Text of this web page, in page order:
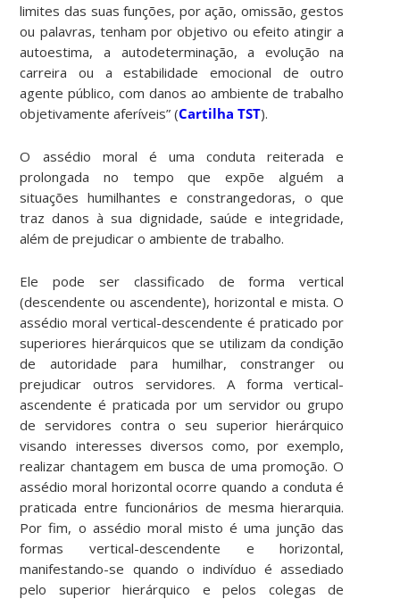
limites das suas funções, por ação, omissão, gestos
ou palavras, tenham por objetivo ou efeito atingir a
autoestima, a autodeterminação, a evolução na
carreira ou a estabilidade emocional de outro
agente público, com danos ao ambiente de trabalho
objetivamente aferíveis” (Cartilha TST).
O assédio moral é uma conduta reiterada e
prolongada no tempo que expõe alguém a
situações humilhantes e constrangedoras, o que
traz danos à sua dignidade, saúde e integridade,
além de prejudicar o ambiente de trabalho.
Ele pode ser classificado de forma vertical
(descendente ou ascendente), horizontal e mista. O
assédio moral vertical-descendente é praticado por
superiores hierárquicos que se utilizam da condição
de autoridade para humilhar, constranger ou
prejudicar outros servidores. A forma vertical-
ascendente é praticada por um servidor ou grupo
de servidores contra o seu superior hierárquico
visando interesses diversos como, por exemplo,
realizar chantagem em busca de uma promoção. O
assédio moral horizontal ocorre quando a conduta é
praticada entre funcionários de mesma hierarquia.
Por fim, o assédio moral misto é uma junção das
formas vertical-descendente e horizontal,
manifestando-se quando o indivíduo é assediado
pelo superior hierárquico e pelos colegas de